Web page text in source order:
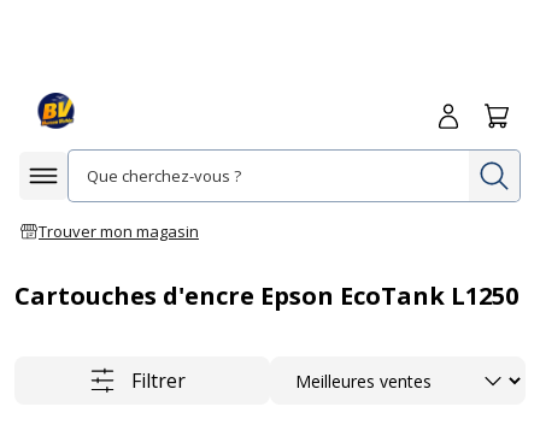
Afficher la navigation
Trouver mon magasin
Me
Cartouches d'encre Epson EcoTank L1250
Filtrer Trier